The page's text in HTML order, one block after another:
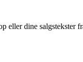
dine salgstekster